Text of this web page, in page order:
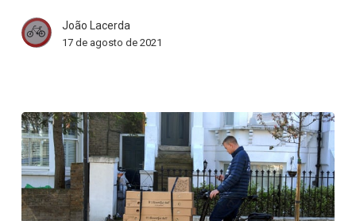
em
dez
João Lacerda
17 de agosto de 2021